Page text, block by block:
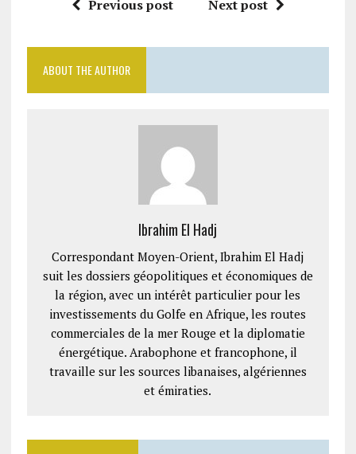
Previous post Next post
ABOUT THE AUTHOR
Ibrahim El Hadj
Correspondant Moyen-Orient, Ibrahim El Hadj
suit les dossiers géopolitiques et économiques de
la région, avec un intérêt particulier pour les
investissements du Golfe en Afrique, les routes
commerciales de la mer Rouge et la diplomatie
énergétique. Arabophone et francophone, il
travaille sur les sources libanaises, algériennes
et émiraties.